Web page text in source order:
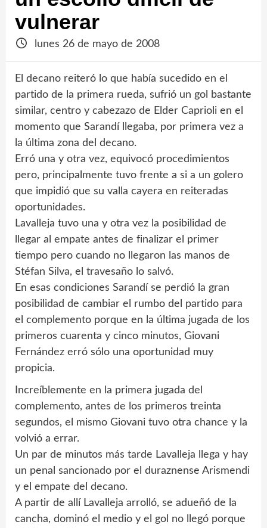
vulnerar
lunes 26 de mayo de 2008
El decano reiteró lo que había sucedido en el
partido de la primera rueda, sufrió un gol bastante
similar, centro y cabezazo de Elder Caprioli en el
momento que Sarandí llegaba, por primera vez a
la última zona del decano.
Erró una y otra vez, equivocó procedimientos
pero, principalmente tuvo frente a si a un golero
que impidió que su valla cayera en reiteradas
oportunidades.
Lavalleja tuvo una y otra vez la posibilidad de
llegar al empate antes de finalizar el primer
tiempo pero cuando no llegaron las manos de
Stéfan Silva, el travesaño lo salvó.
En esas condiciones Sarandí se perdió la gran
posibilidad de cambiar el rumbo del partido para
el complemento porque en la última jugada de los
primeros cuarenta y cinco minutos, Giovani
Fernández erró sólo una oportunidad muy
propicia.
Increíblemente en la primera jugada del
complemento, antes de los primeros treinta
segundos, el mismo Giovani tuvo otra chance y la
volvió a errar.
Un par de minutos más tarde Lavalleja llega y hay
un penal sancionado por el duraznense Arismendi
y el empate del decano.
A partir de allí Lavalleja arrolló, se adueñó de la
cancha, dominó el medio y el gol no llegó porque